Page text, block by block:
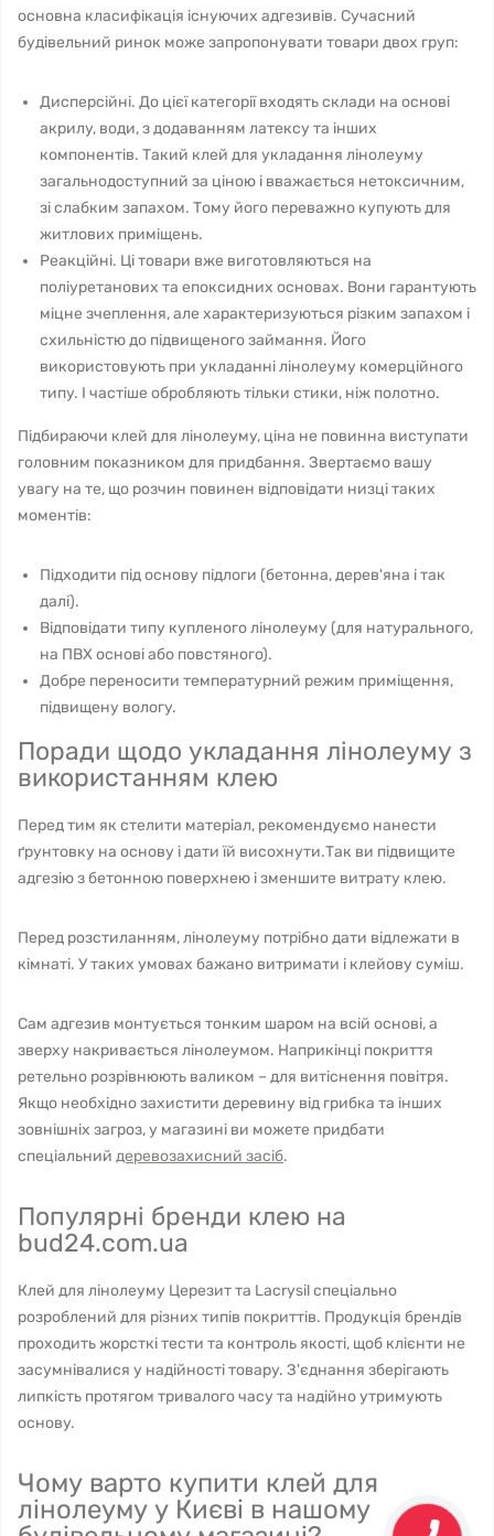
основна класифікація існуючих адгезивів. Сучасний
будівельний ринок може запропонувати товари двох груп:
Дисперсійні. До цієї категорії входять склади на основі
акрилу, води, з додаванням латексу та інших
компонентів. Такий клей для укладання лінолеуму
загальнодоступний за ціною і вважається нетоксичним,
зі слабким запахом. Тому його переважно купують для
житлових приміщень.
Реакційні. Ці товари вже виготовляються на
поліуретанових та епоксидних основах. Вони гарантують
міцне зчеплення, але характеризуються різким запахом і
схильністю до підвищеного займання. Його
використовують при укладанні лінолеуму комерційного
типу. І частіше обробляють тільки стики, ніж полотно.
Підбираючи клей для лінолеуму, ціна не повинна виступати
головним показником для придбання. Звертаємо вашу
увагу на те, що розчин повинен відповідати низці таких
моментів:
Підходити під основу підлоги (бетонна, дерев'яна і так
далі).
Відповідати типу купленого лінолеуму (для натурального,
на ПВХ основі або повстяного).
Добре переносити температурний режим приміщення,
підвищену вологу.
Поради щодо укладання лінолеуму з
використанням клею
Перед тим як стелити матеріал, рекомендуємо нанести
ґрунтовку на основу і дати їй висохнути.Так ви підвищите
адгезію з бетонною поверхнею і зменшите витрату клею.
Перед розстиланням, лінолеуму потрібно дати відлежати в
кімнаті. У таких умовах бажано витримати і клейову суміш.
Сам адгезив монтується тонким шаром на всій основі, а
зверху накривається лінолеумом. Наприкінці покриття
ретельно розрівнюють валиком – для витіснення повітря.
Якщо необхідно захистити деревину від грибка та інших
зовнішніх загроз, у магазині ви можете придбати
спеціальний деревозахисний засіб.
Популярні бренди клею на
bud24.com.ua
Клей для лінолеуму Церезит та Lacrysil спеціально
розроблений для різних типів покриттів. Продукція брендів
проходить жорсткі тести та контроль якості, щоб клієнти не
засумнівалися у надійності товару. З'єднання зберігають
липкість протягом тривалого часу та надійно утримують
основу.
Чому варто купити клей для
лінолеуму у Києві в нашому